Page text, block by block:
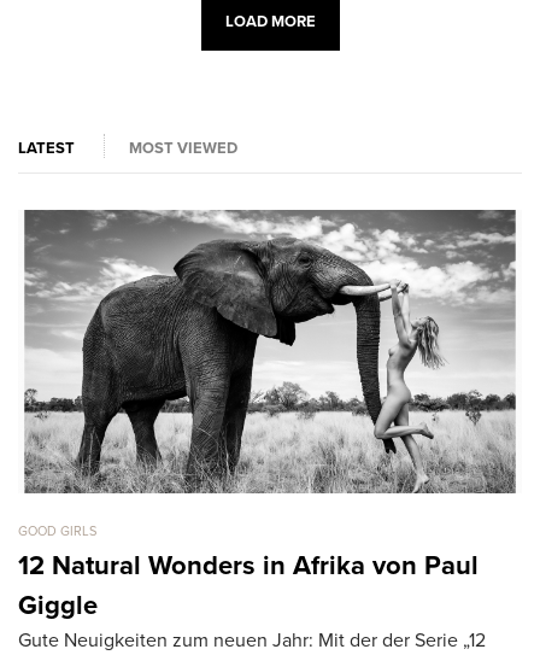
LOAD MORE
LATEST MOST VIEWED
GOOD GIRLS
12 Natural Wonders in Afrika von Paul
Giggle
Gute Neuigkeiten zum neuen Jahr: Mit der der Serie „12